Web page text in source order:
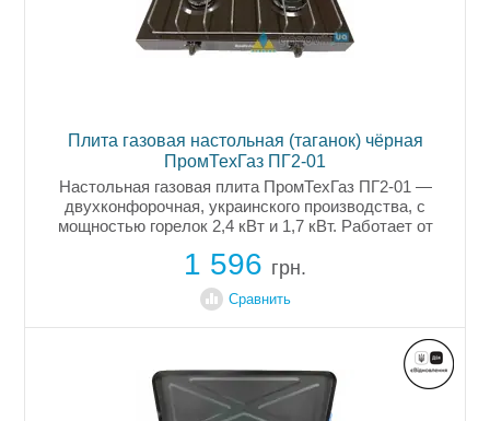
Плита газовая настольная (таганок) чёрная
ПромТехГаз ПГ2-01
Настольная газовая плита ПромТехГаз ПГ2-01 —
двухконфорочная, украинского производства, с
мощностью горелок 2,4 кВт и 1,7 кВт. Работает от
жиклеров). Корпус имеет...
1 596 грн.
Сравнить